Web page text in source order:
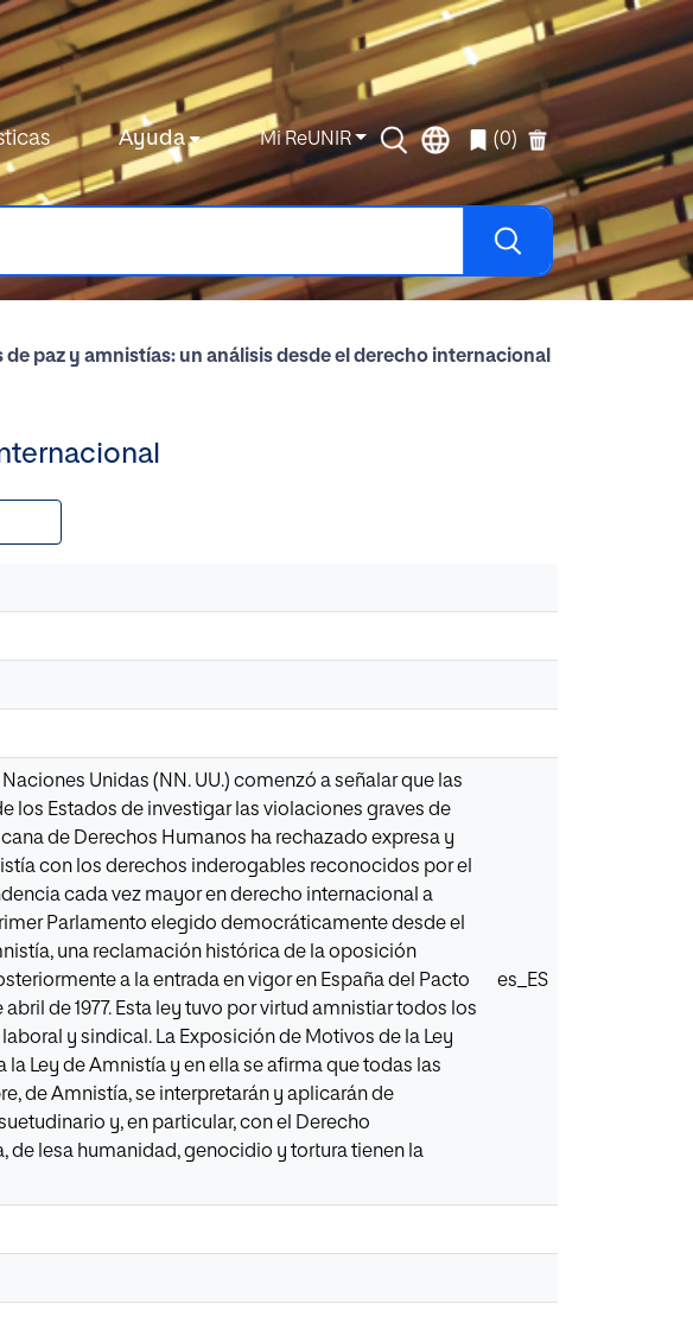
Ayuda Mi ReUNIR (0)
de paz y amnistías: un análisis desde el derecho internacional
Unidas (NN. UU.) comenzó a señalar que las
Estados de investigar las violaciones graves de
de Derechos Humanos ha rechazado expresa y
con los derechos inderogables reconocidos por el
cada vez mayor en derecho internacional a
Parlamento elegido democráticamente desde el
una reclamación histórica de la oposición
a la entrada en vigor en España del Pacto
de 1977. Esta ley tuvo por virtud amnistiar todos los
y sindical. La Exposición de Motivos de la Ley
Ley de Amnistía y en ella se afirma que todas las
de Amnistía, se interpretarán y aplicarán de
y, en particular, con el Derecho
de lesa humanidad, genocidio y tortura tienen la
es_ES